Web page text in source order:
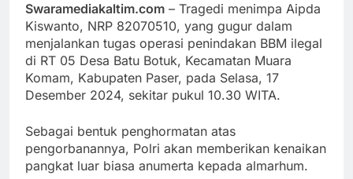
Swaramediakaltim.com – Tragedi menimpa Aipda
Kiswanto, NRP 82070510, yang gugur dalam
menjalankan tugas operasi penindakan BBM ilegal
di RT 05 Desa Batu Botuk, Kecamatan Muara
Komam, Kabupaten Paser, pada Selasa, 17
Desember 2024, sekitar pukul 10.30 WITA.
Sebagai bentuk penghormatan atas
pengorbanannya, Polri akan memberikan kenaikan
pangkat luar biasa anumerta kepada almarhum.